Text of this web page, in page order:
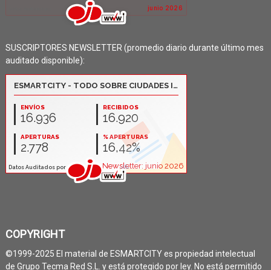
SUSCRIPTORES NEWSLETTER (promedio diario durante último mes
auditado disponible):
COPYRIGHT
©1999-2025 El material de ESMARTCITY es propiedad intelectual
de Grupo Tecma Red S.L. y está protegido por ley. No está permitido